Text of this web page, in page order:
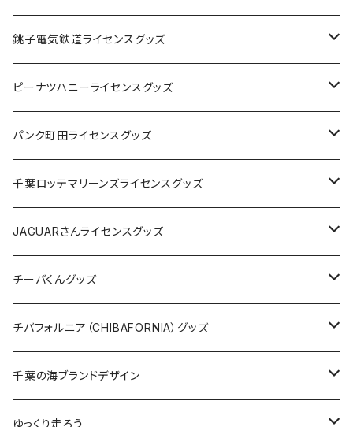
Tシャツ
キャップ
ステッカー
缶バッジ
ホテルキーホルダー
銚子電気鉄道ライセンスグッズ
ステッカー
缶バッジ
アクリルキーホルダー
ホテルキーホルダー
クリアファイル
Tシャツ
キャップ
トートバッグ
ピーナツハニーライセンスグッズ
Tシャツ
キャップ
バッグ
ステッカー
缶バッジ
キーホルダー
クリアファイル
パンク町田ライセンスグッズ
Tシャツ
キャップ
バッグ
ステッカー
缶バッジ
キーホルダー
千葉ロッテマリーンズライセンスグッズ
ステッカー
ステッカー
ステッカー大
缶バッジ
缶バッジ32mm
缶バッジ54mm
エコバッグ
JAGUARさんコラボグッズ
Tシャツ
サコッシュ
JAGUARさんライセンスグッズ
Tシャツ
ステッカー
缶バッジ
クリアファイル
チーバくんグッズ
Tシャツ
キャップ
エコバッグ
チバフォルニア（CHIBAFORNIA）グッズ
Tシャツ
キャップ
千葉の海ブランドデザイン
Tシャツ
ゆっくり走ろう